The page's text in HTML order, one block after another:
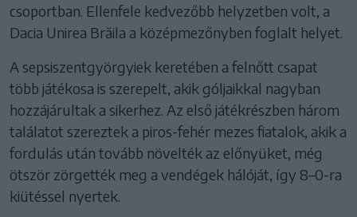
csoportban. Ellenfele kedvezőbb helyzetben volt, a
Dacia Unirea Brăila a középmezőnyben foglalt helyet.
A sepsiszentgyörgyiek keretében a felnőtt csapat
több játékosa is szerepelt, akik góljaikkal nagyban
hozzájárultak a sikerhez. Az első játékrészben három
találatot szereztek a piros-fehér mezes fiatalok, akik a
fordulás után tovább növelték az előnyüket, még
ötször zörgették meg a vendégek hálóját, így 8–0-ra
kiütéssel nyertek.